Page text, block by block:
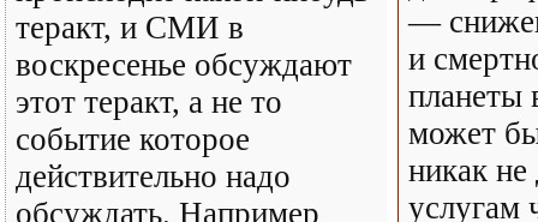
теракт, и СМИ в
воскресенье обсуждают
этот теракт, а не то
событие которое
действительно надо
обсуждать. Например
—
и
планеты
может
никак
услугам